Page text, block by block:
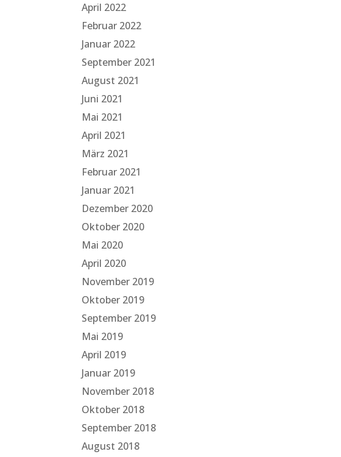
April 2022
Februar 2022
Januar 2022
September 2021
August 2021
Juni 2021
Mai 2021
April 2021
März 2021
Februar 2021
Januar 2021
Dezember 2020
Oktober 2020
Mai 2020
April 2020
November 2019
Oktober 2019
September 2019
Mai 2019
April 2019
Januar 2019
November 2018
Oktober 2018
September 2018
August 2018